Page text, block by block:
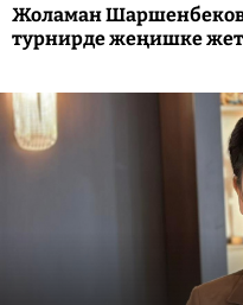
Жоламан
турнирде жеңишке